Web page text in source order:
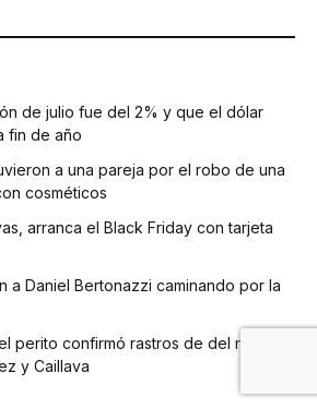
de julio fue del 2% y que el dólar
fin de año
a una pareja por el robo de una
cosméticos
arranca el Black Friday con tarjeta
a Daniel Bertonazzi caminando por la
perito confirmó rastros de del niño en
y Caillava